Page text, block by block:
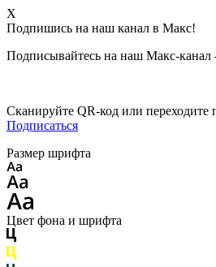
X
Подпишись на наш канал в Макс!
Подписывайтесь на наш Макс-канал
Сканируйте QR-код или переходите
Подписаться
Размер шрифта
Цвет фона и шрифта